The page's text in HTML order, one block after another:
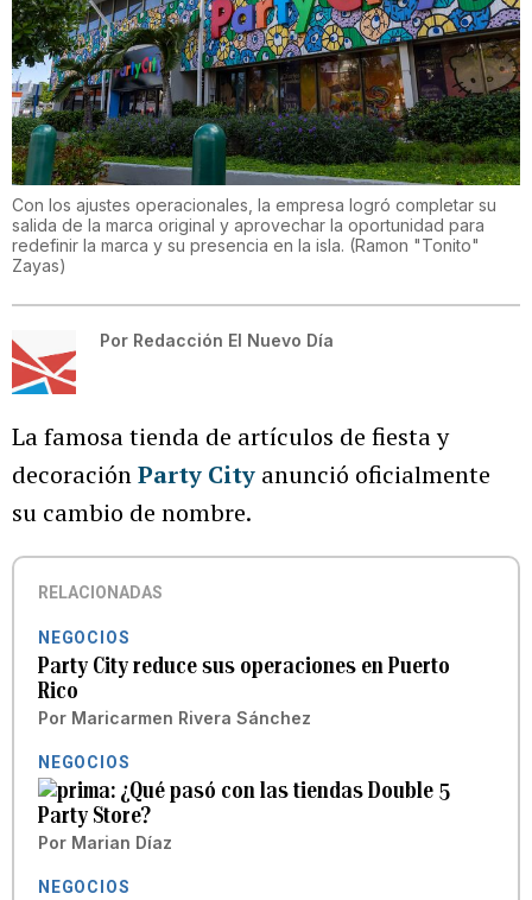
Con los ajustes operacionales, la empresa logró completar su
salida de la marca original y aprovechar la oportunidad para
redefinir la marca y su presencia en la isla. (Ramon "Tonito"
Zayas)
Por Redacción El Nuevo Día
La famosa tienda de artículos de fiesta y
decoraciónParty City anunció oficialmente
su cambio de nombre.
RELACIONADAS
NEGOCIOS
Party City reduce sus operaciones en Puerto
Rico
Por Maricarmen Rivera Sánchez
NEGOCIOS
¿Qué pasó con las tiendas Double 5
Party Store?
Por Marian Díaz
NEGOCIOS